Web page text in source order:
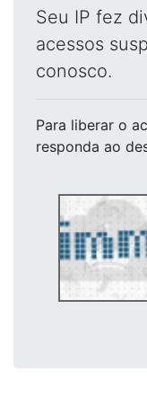
Seu IP fez
acessos
conosco.
Para liberar o
responda ao